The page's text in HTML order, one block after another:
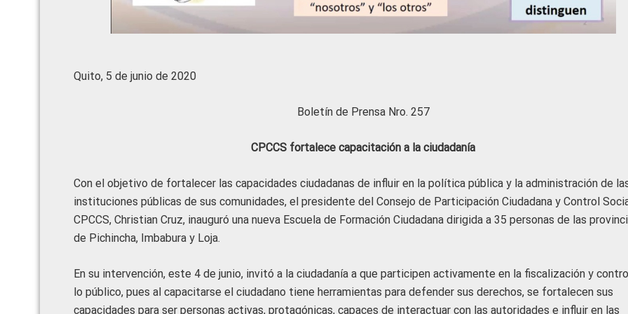
Quito, 5 de junio de 2020
Boletín de Prensa Nro. 257
CPCCS fortalece capacitación a la ciudadanía
Con el objetivo de fortalecer las capacidades ciudadanas de influir en la política pública y la administración de
instituciones públicas de sus comunidades, el presidente del Consejo de Participación Ciudadana y Control
CPCCS, Christian Cruz, inauguró una nueva Escuela de Formación Ciudadana dirigida a 35 personas de las
de Pichincha, Imbabura y Loja.
En su intervención, este 4 de junio, invitó a la ciudadanía a que participen activamente en la fiscalización y
lo público, pues al capacitarse el ciudadano tiene herramientas para defender sus derechos, se fortalecen sus
capacidades para ser personas activas, protagónicas, capaces de interactuar con las autoridades e influir en las